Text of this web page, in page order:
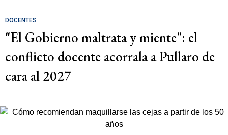
DOCENTES
"El Gobierno maltrata y miente": el
conflicto docente acorrala a Pullaro de
cara al 2027